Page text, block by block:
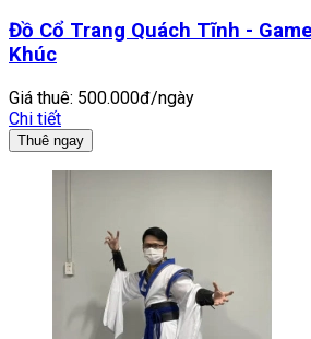
Đồ Cổ Trang Quách Tĩnh -
Khúc
Giá thuê: 500.000đ/ngày
Chi tiết
Thuê ngay